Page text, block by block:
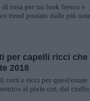
rosa per un look fresco e
trend postato dalle più note
per capelli ricci che
2018
corti e ricci per quest'estate
al pixie cut, dal ciuffo